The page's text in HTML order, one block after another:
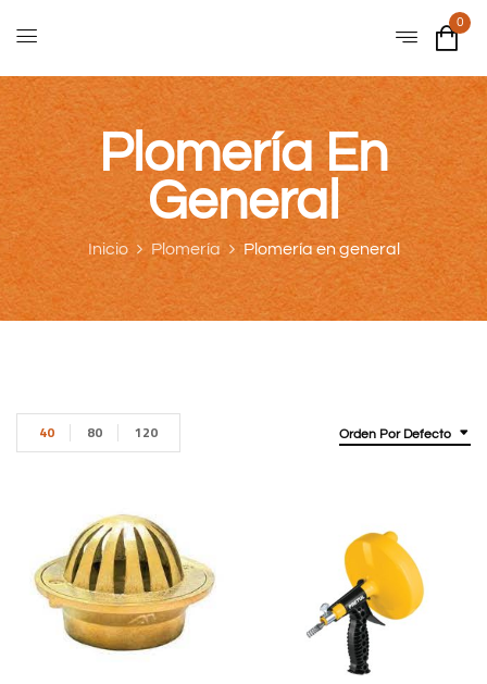
0
Plomería En
General
Inicio Plomería Plomería en general
Orden Por Defecto
40 80 120